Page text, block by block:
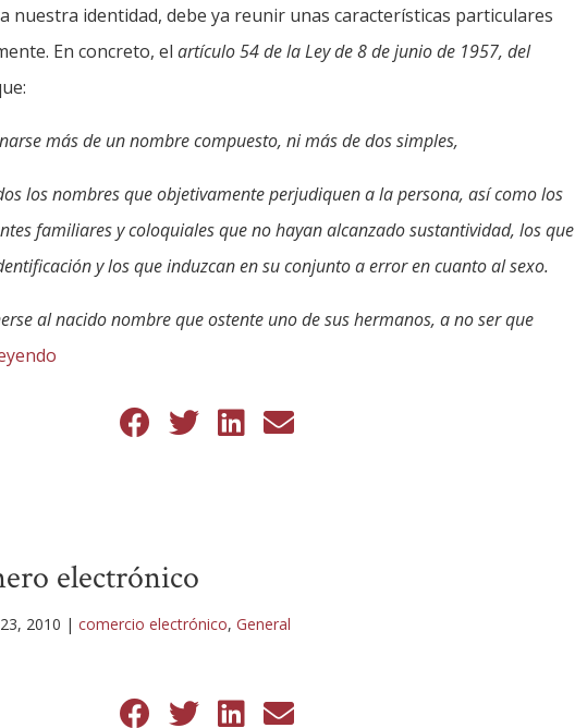
nuestra identidad, debe ya reunir unas características particulares
En concreto, elartículo 54 de la Ley de 8 de junio de 1957, del
más de un nombre compuesto, ni más de dos simples,
los nombres que objetivamente perjudiquen a la persona, así como los
familiares y coloquiales que no hayan alcanzado sustantividad, los que
y los que induzcan en su conjunto a error en cuanto al sexo.
al nacido nombre que ostente uno de sus hermanos, a no ser que
electrónico
2010 |comercio electrónico,General